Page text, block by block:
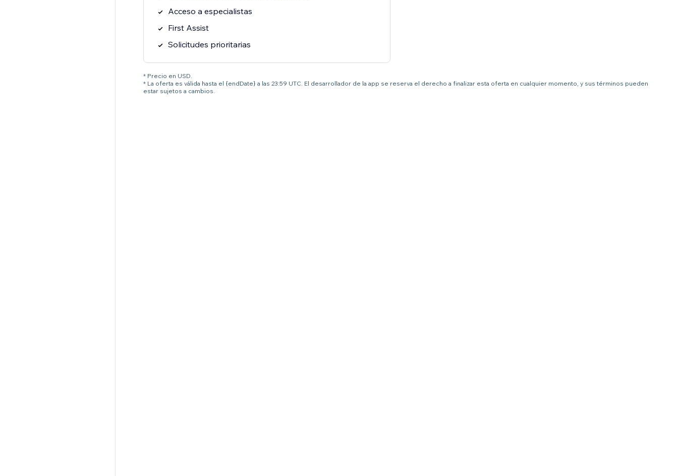
Acceso a especialistas
First Assist
Solicitudes prioritarias
* Precio en USD.
* La oferta es válida hasta el {endDate} a las 23:59 UTC. El desarrollador de la app se reserva el derecho a finalizar esta oferta en cualquier momento, y sus términos pueden
estar sujetos a cambios.